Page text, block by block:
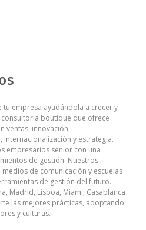
empresa ayudándola a crecer y
boutique que ofrece
ventas, innovación,
y estrategia.
empresarios senior con una
de gestión. Nuestros
de comunicación y escuelas
de gestión del futuro.
Madrid, Lisboa, Miami, Casablanca
las mejores prácticas, adoptando
y culturas.